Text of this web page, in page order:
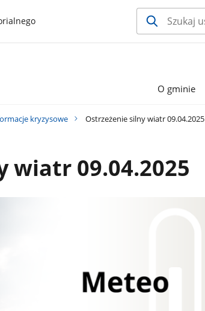
O gminie
kryzysowe Ostrzeżenie silny wiatr 09.04.2025
wiatr 09.04.2025